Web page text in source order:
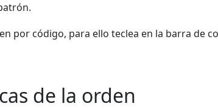
por código, para ello teclea en la barra de
de la orden